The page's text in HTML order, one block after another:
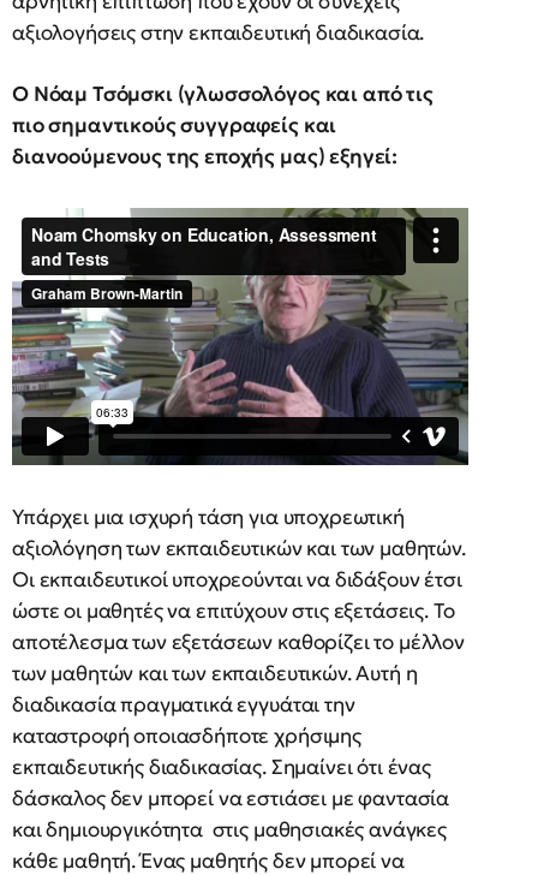
αξιολογήσεις στην εκπαιδευτική διαδικασία.
Ο Νόαμ Τσόμσκι (γλωσσολόγος και από τις
πιο σημαντικούς συγγραφείς και
διανοούμενους της εποχής μας) εξηγεί:
Υπάρχει μια ισχυρή τάση για υποχρεωτική
αξιολόγηση των εκπαιδευτικών και των μαθητών.
Οι εκπαιδευτικοί υποχρεούνται να διδάξουν έτσι
ώστε οι μαθητές να επιτύχουν στις εξετάσεις. Το
αποτέλεσμα των εξετάσεων καθορίζει το μέλλον
των μαθητών και των εκπαιδευτικών. Αυτή η
διαδικασία πραγματικά εγγυάται την
καταστροφή οποιασδήποτε χρήσιμης
εκπαιδευτικής διαδικασίας. Σημαίνει ότι ένας
δάσκαλος δεν μπορεί να εστιάσει με φαντασία
και δημιουργικότητα στις μαθησιακές ανάγκες
κάθε μαθητή. Ένας μαθητής δεν μπορεί να